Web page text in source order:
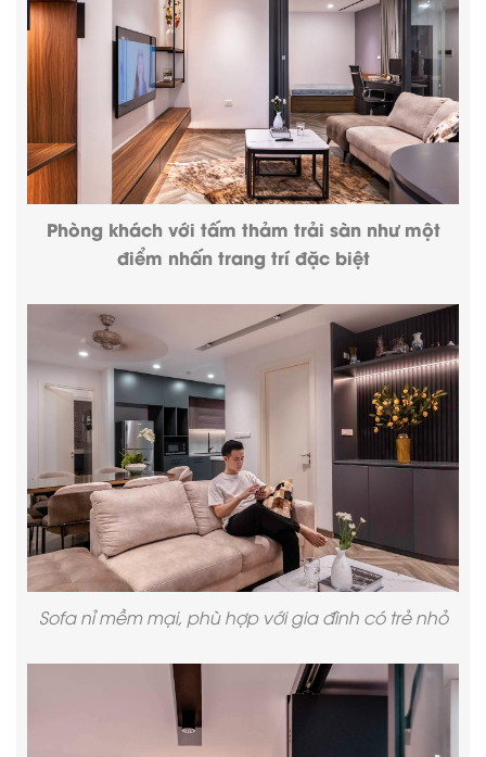
Phòng khách với tấm thảm trải sàn như một
điểm nhấn trang trí đặc biệt
Sofa nỉ mềm mại, phù hợp với gia đình có trẻ nhỏ